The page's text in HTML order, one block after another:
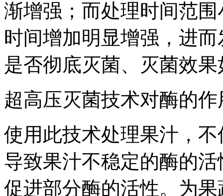
渐增强；而处理时间范
时间增加明显增强，进
是否彻底灭菌、灭菌效
超高压灭菌技术对酶的作
使用此技术处理果汁，
导致果汁不稳定的酶的
促进部分酶的活性。为